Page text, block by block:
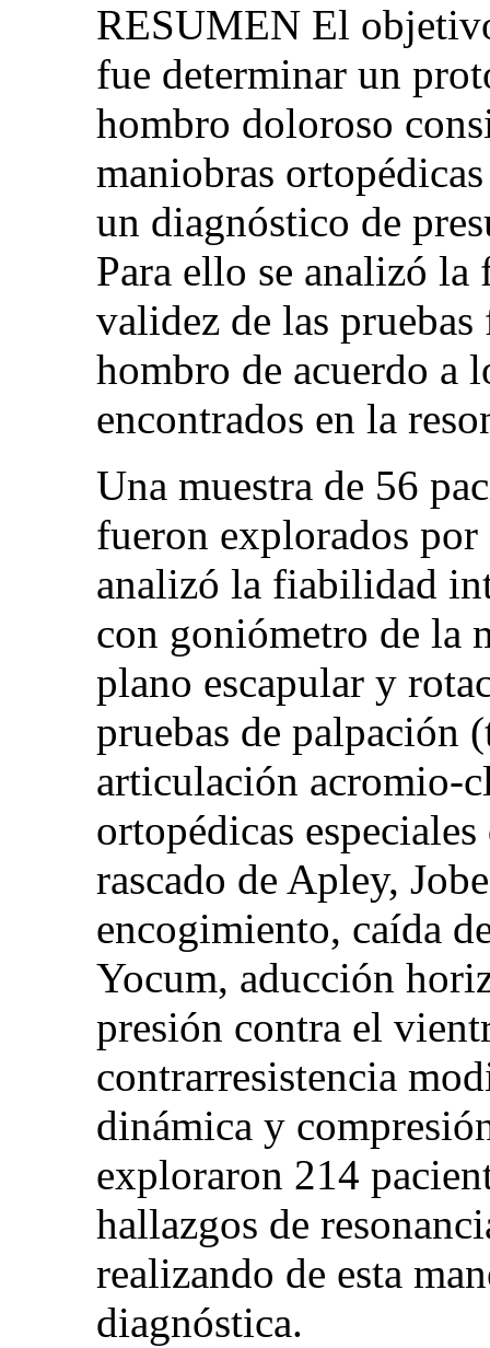
RESUMEN El
fue determinar un
hombro doloroso
maniobras
un diagnóstico de
Para ello se analizó
validez de las
hombro de acuerdo a
encontrados en la
Una muestra de 56
fueron explorados
analizó la fiabilidad
con goniómetro de la
plano escapular y
pruebas de palpación
articulación acromio-
ortopédicas
rascado de Apley,
encogimiento, caída
Yocum, aducción
presión contra el
contrarresistencia
dinámica y
exploraron 214
hallazgos de
realizando de esta
diagnóstica.